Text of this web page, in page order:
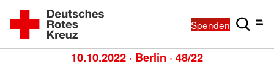
Spenden
10.10.2022 · Berlin · 48/22